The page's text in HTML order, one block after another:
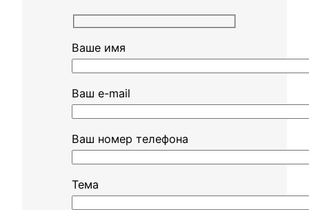
Ваше имя
Ваш e-mail
Ваш номер телефона
Тема